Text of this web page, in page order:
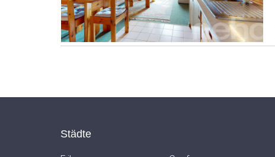
Städte